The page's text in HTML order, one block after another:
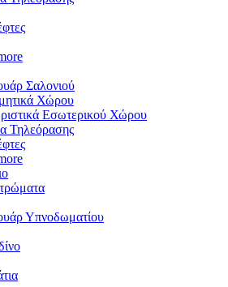
Σαλονιού
Χώρου
Εσωτερικού Χώρου
Τηλεόρασης
Υπνοδωματίου